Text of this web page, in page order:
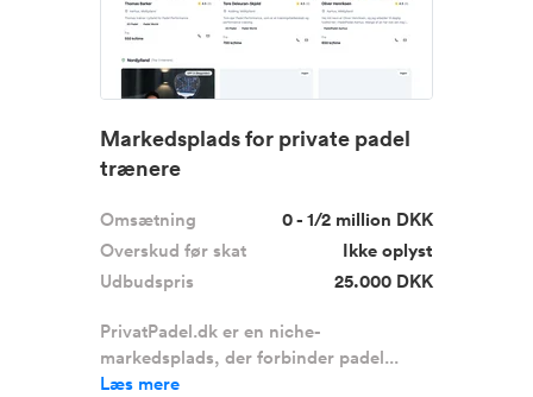
Markedsplads for private padel
trænere
Omsætning
0 - 1/2 million DKK
Overskud før skat
Ikke oplyst
Udbudspris
25.000 DKK
PrivatPadel.dk er en niche-
markedsplads, der forbinder padel...
Læs mere